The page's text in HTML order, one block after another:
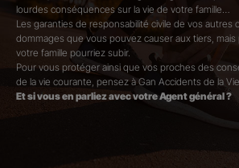
lourdes conséquences sur la vie de votre famille…
Les garanties de responsabilité civile de vos autres
dommages que vous pouvez causer aux tiers,
votre famille pourriez subir.
Pour vous protéger ainsi que vos proches des
de la vie courante, pensez à Gan Accidents de la
Et si vous en parliez avec votre Agent général ?